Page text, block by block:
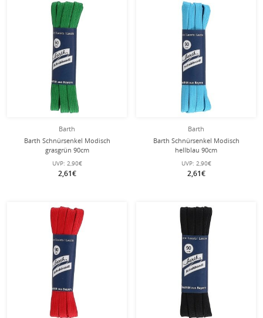
Barth
Barth Schnürsenkel Modisch
grasgrün 90cm
UVP: 2,90€
2,61€
Barth
Barth Schnürsenkel Modisch
hellblau 90cm
UVP: 2,90€
2,61€